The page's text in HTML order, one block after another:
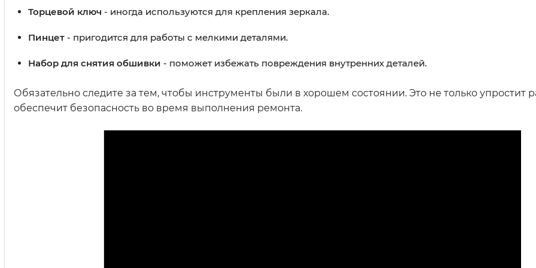
Торцевой ключ - иногда используются для крепления зеркала.
Пинцет - пригодится для работы с мелкими деталями.
Набор для снятия обшивки - поможет избежать повреждения внутренних деталей.
Обязательно следите за тем, чтобы инструменты были в хорошем состоянии. Это не только упростит
обеспечит безопасность во время выполнения ремонта.